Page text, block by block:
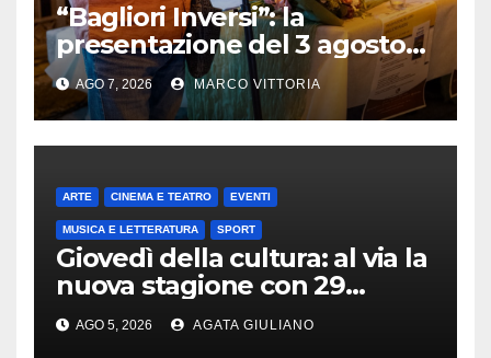
“Bagliori Inversi”: la
presentazione del 3 agosto
2026 a Pietragalla
AGO 7, 2026 MARCO VITTORIA
ARTE CINEMA E TEATRO EVENTI
MUSICA E LETTERATURA SPORT
Giovedì della cultura: al via la
nuova stagione con 29
appuntamenti da ottobre a
maggio
AGO 5, 2026 AGATA GIULIANO